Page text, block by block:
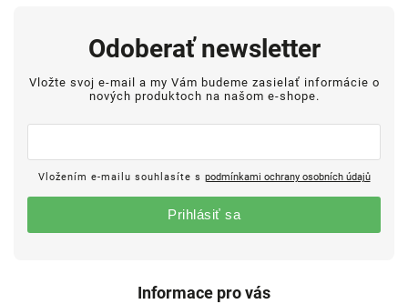
Informace pro vás
Odoberať newsletter
Vložte svoj e-mail a my Vám budeme zasielať informácie o
nových produktoch na našom e-shope.
Vložením e-mailu souhlasíte s podmínkami ochrany osobních údajů
Prihlásiť sa